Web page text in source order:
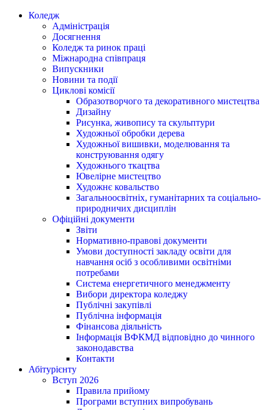
Коледж
Адміністрація
Досягнення
Коледж та ринок праці
Міжнародна співпраця
Випускники
Новини та події
Циклові комісії
Образотворчого та декоративного мистецтва
Дизайну
Рисунка, живопису та скульптури
Художньої обробки дерева
Художньої вишивки, моделювання та
конструювання одягу
Художнього ткацтва
Ювелірне мистецтво
Художнє ковальство
Загальноосвітніх, гуманітарних та соціально-
природничих дисциплін
Офіційні документи
Звіти
Нормативно-правові документи
Умови доступності закладу освіти для
навчання осіб з особливими освітніми
потребами
Система енергетичного менеджменту
Вибори директора коледжу
Публічні закупівлі
Публічна інформація
Фінансова діяльність
Інформація ВФКМД відповідно до чинного
законодавства
Контакти
Абітурієнту
Вступ 2026
Правила прийому
Програми вступних випробувань